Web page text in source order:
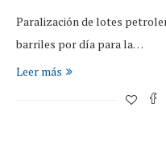
Paralización de lotes
barriles por día para la…
Leer más